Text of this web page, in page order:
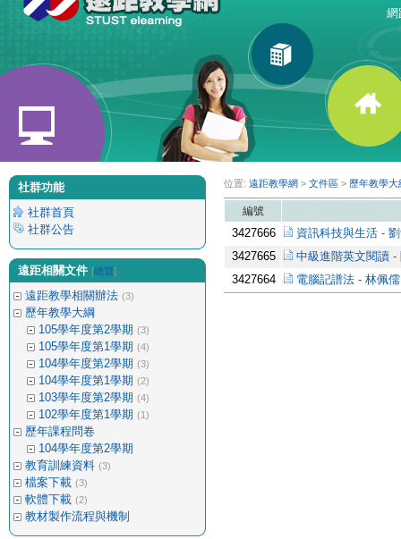
網
社群功能
社群首頁
社群公告
遠距相關文件 [總覽]
遠距教學相關辦法 (3)
歷年教學大綱
105學年度第2學期 (3)
105學年度第1學期 (4)
104學年度第2學期 (3)
104學年度第1學期 (2)
103學年度第2學期 (4)
102學年度第1學期 (1)
歷年課程問卷
104學年度第2學期
教育訓練資料 (3)
檔案下載 (3)
軟體下載 (2)
教材製作流程與機制
位置: 遠距教學網 > 文件區 > 歷年教學大
編號
3427666
資訊科技與生活 -
3427665
中級進階英文閱讀 -
3427664
電腦記譜法 - 林佩